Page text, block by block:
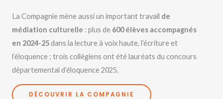
La Compagnie mène aussi un important travail de
médiation culturelle : plus de 600 élèves accompagnés
en 2024-25dans la lecture à voix haute, l’écriture et
l’éloquence ; trois collégiens ont été lauréats du concours
départemental d’éloquence 2025.
DÉCOUVRIR LA COMPAGNIE